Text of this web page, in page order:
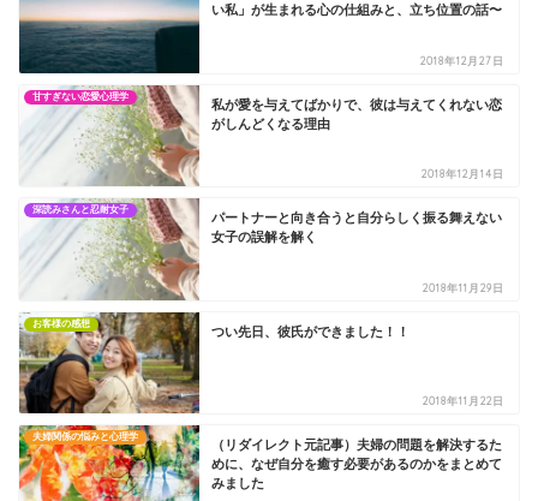
い私」が生まれる心の仕組みと、立ち位置の話〜
2018年12月27日
甘すぎない恋愛心理学
私が愛を与えてばかりで、彼は与えてくれない恋
がしんどくなる理由
2018年12月14日
深読みさんと忍耐女子
パートナーと向き合うと自分らしく振る舞えない
女子の誤解を解く
2018年11月29日
お客様の感想
つい先日、彼氏ができました！！
2018年11月22日
夫婦関係の悩みと心理学
（リダイレクト元記事）夫婦の問題を解決するた
めに、なぜ自分を癒す必要があるのかをまとめて
みました